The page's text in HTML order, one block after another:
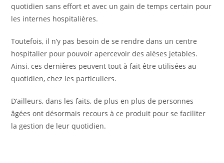
quotidien sans effort et avec un gain de temps certain pour
les internes hospitalières.
Toutefois, il n’y pas besoin de se rendre dans un centre
hospitalier pour pouvoir apercevoir des alèses jetables.
Ainsi, ces dernières peuvent tout à fait être utilisées au
quotidien, chez les particuliers.
D’ailleurs, dans les faits, de plus en plus de personnes
âgées ont désormais recours à ce produit pour se faciliter
la gestion de leur quotidien.